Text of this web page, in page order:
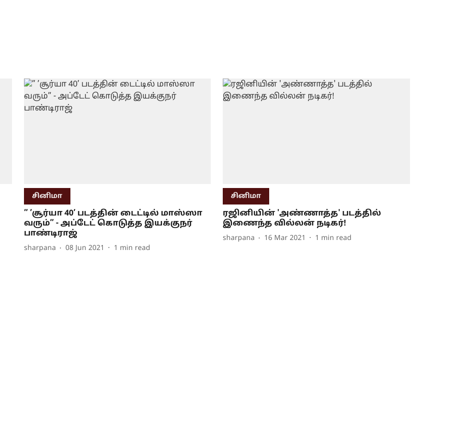
சினிமா
” ’சூர்யா 40’ படத்தின் டைட்டில் மாஸ்ஸா
வரும்” - அப்டேட் கொடுத்த இயக்குநர்
பாண்டிராஜ்
sharpana 08 Jun 2021 1 min read
சினிமா
ரஜினியின் 'அண்ணாத்த' படத்தில்
இணைந்த வில்லன் நடிகர்!
sharpana 16 Mar 2021 1 min read